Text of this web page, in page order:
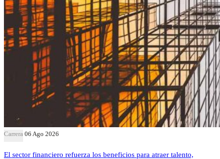
Carrera 06 Ago 2026
El sector financiero refuerza los beneficios para atraer talento,